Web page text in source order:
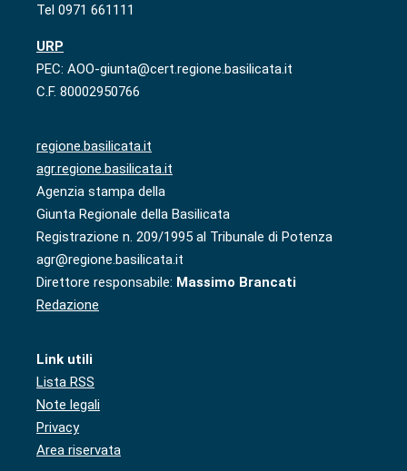
Tel 0971 661111
URP
PEC: AOO-giunta@cert.regione.basilicata.it
C.F. 80002950766
regione.basilicata.it
agr.regione.basilicata.it
Agenzia stampa della
Giunta Regionale della Basilicata
Registrazione n. 209/1995 al Tribunale di Potenza
agr@regione.basilicata.it
Direttore responsabile: Massimo Brancati
Redazione
Link utili
Lista RSS
Note legali
Privacy
Area riservata